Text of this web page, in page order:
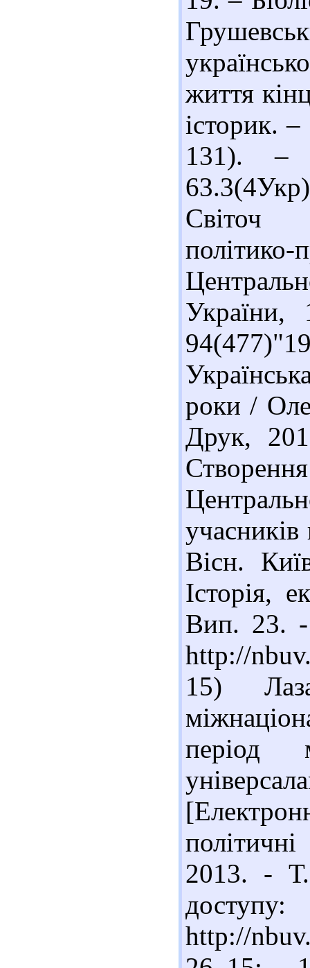
життя
історик.
131). –
Світоч
роки /
Друк,
Вісн.
Історія,
Вип. 23.
http://
15)
2013. -
доступу:
http://